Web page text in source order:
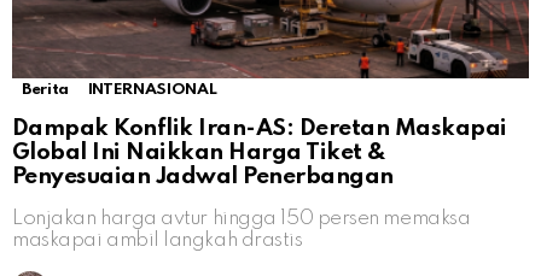
Berita INTERNASIONAL
Dampak Konflik Iran-AS: Deretan Maskapai
Global Ini Naikkan Harga Tiket &
Penyesuaian Jadwal Penerbangan
Lonjakan harga avtur hingga 150 persen memaksa
maskapai ambil langkah drastis